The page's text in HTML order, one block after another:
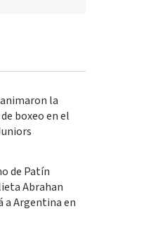
la
boxeo en el
de Patín
Abrahan
a Argentina en